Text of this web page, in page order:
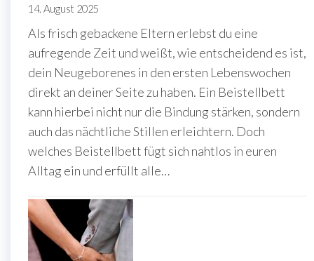
14. August 2025
Als frisch gebackene Eltern erlebst du eine
aufregende Zeit und weißt, wie entscheidend es ist,
dein Neugeborenes in den ersten Lebenswochen
direkt an deiner Seite zu haben. Ein Beistellbett
kann hierbei nicht nur die Bindung stärken, sondern
auch das nächtliche Stillen erleichtern. Doch
welches Beistellbett fügt sich nahtlos in euren
Alltag ein und erfüllt alle…